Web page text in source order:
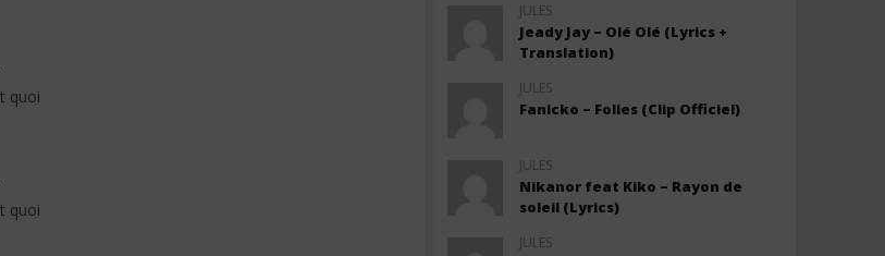
quoi
quoi
JULES
Jeady Jay – Olé Olé (Lyrics +
Translation)
JULES
Fanicko – Folies (Clip Officiel)
JULES
Nikanor feat Kiko – Rayon de
soleil (Lyrics)
JULES